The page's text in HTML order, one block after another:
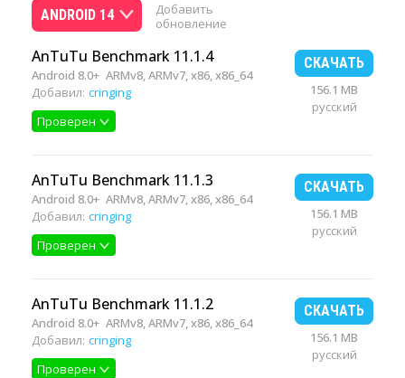
ANDROID 14
Добавить
обновление
AnTuTu Benchmark 11.1.4
Android 8.0+ ARMv8, ARMv7, x86, x86_64
Добавил: cringing
Проверен
СКАЧАТЬ
156.1 MB
русский
AnTuTu Benchmark 11.1.3
Android 8.0+ ARMv8, ARMv7, x86, x86_64
Добавил: cringing
Проверен
СКАЧАТЬ
156.1 MB
русский
AnTuTu Benchmark 11.1.2
Android 8.0+ ARMv8, ARMv7, x86, x86_64
Добавил: cringing
Проверен
СКАЧАТЬ
156.1 MB
русский